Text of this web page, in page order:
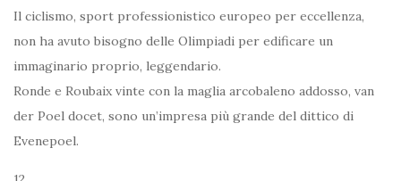
Il ciclismo, sport professionistico europeo per eccellenza,
non ha avuto bisogno delle Olimpiadi per edificare un
immaginario proprio, leggendario.
Ronde e Roubaix vinte con la maglia arcobaleno addosso, van
der Poel docet, sono un’impresa più grande del dittico di
Evenepoel.